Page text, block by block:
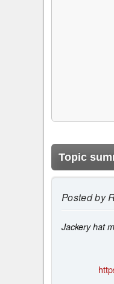
Topic
Posted by
Jackery hat